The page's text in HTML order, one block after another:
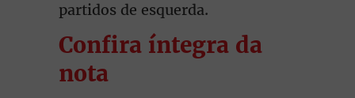
partidos de esquerda.
Confira íntegra da
nota